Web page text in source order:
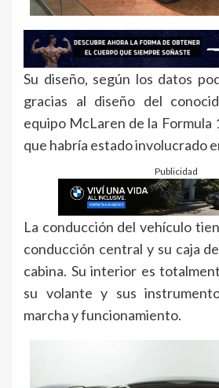
Su diseño, según los datos
gracias al diseño del
equipo McLaren de la Formula
que habría estado involucrado
Publicidad
La conducción del vehículo
conducción central y su caja
cabina. Su interior es
su volante y sus
marcha y funcionamiento.